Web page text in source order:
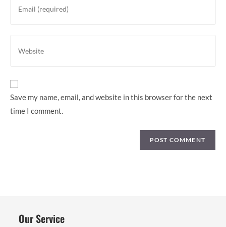
username
your
your
URL
Save my name, email, and website in this browser for the next
time I comment.
Our Service